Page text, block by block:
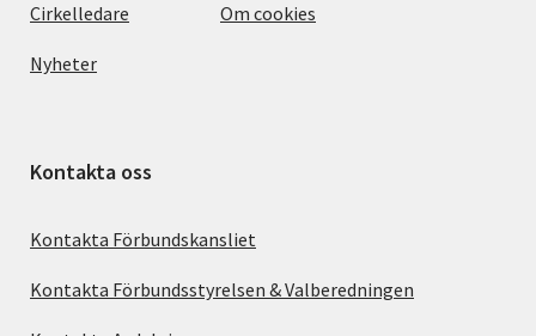
Cirkelledare
Nyheter
Om cookies
Kontakta oss
Kontakta Förbundskansliet
Kontakta Förbundsstyrelsen & Valberedningen